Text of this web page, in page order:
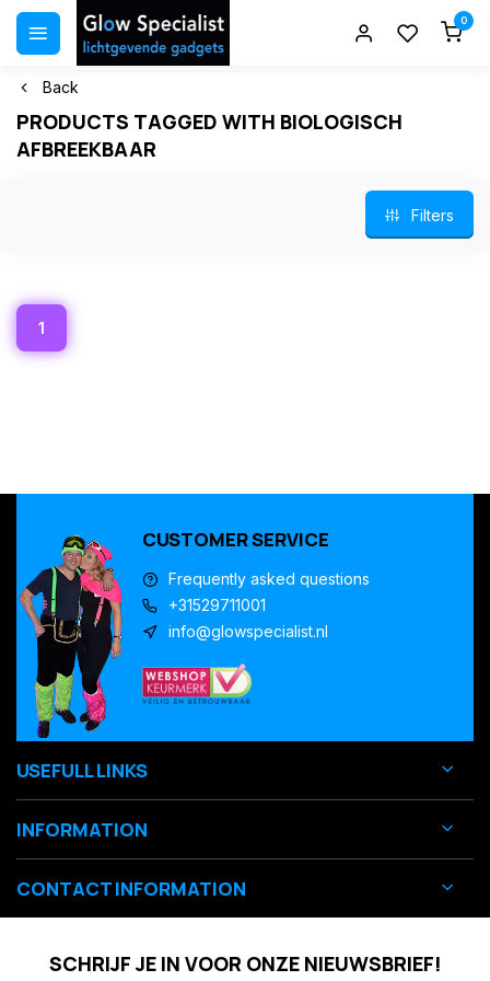
0
Back
PRODUCTS TAGGED WITH BIOLOGISCH
AFBREEKBAAR
Filters
1
CUSTOMER SERVICE
Frequently asked questions
+31529711001
info@glowspecialist.nl
USEFULL LINKS
INFORMATION
CONTACT INFORMATION
SCHRIJF JE IN VOOR ONZE NIEUWSBRIEF!